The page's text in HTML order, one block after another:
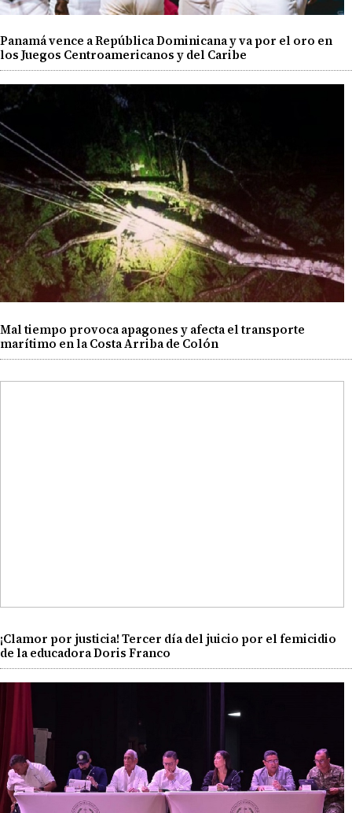
Panamá vence a República Dominicana y va por el oro en
los Juegos Centroamericanos y del Caribe
Mal tiempo provoca apagones y afecta el transporte
marítimo en la Costa Arriba de Colón
¡Clamor por justicia! Tercer día del juicio por el femicidio
de la educadora Doris Franco